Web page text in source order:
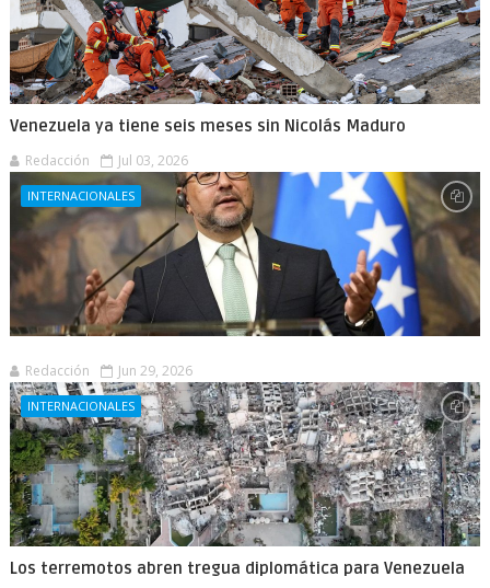
Venezuela ya tiene seis meses sin Nicolás Maduro
Redacción Jul 03, 2026
INTERNACIONALES
Redacción Jun 29, 2026
INTERNACIONALES
Los terremotos abren tregua diplomática para Venezuela